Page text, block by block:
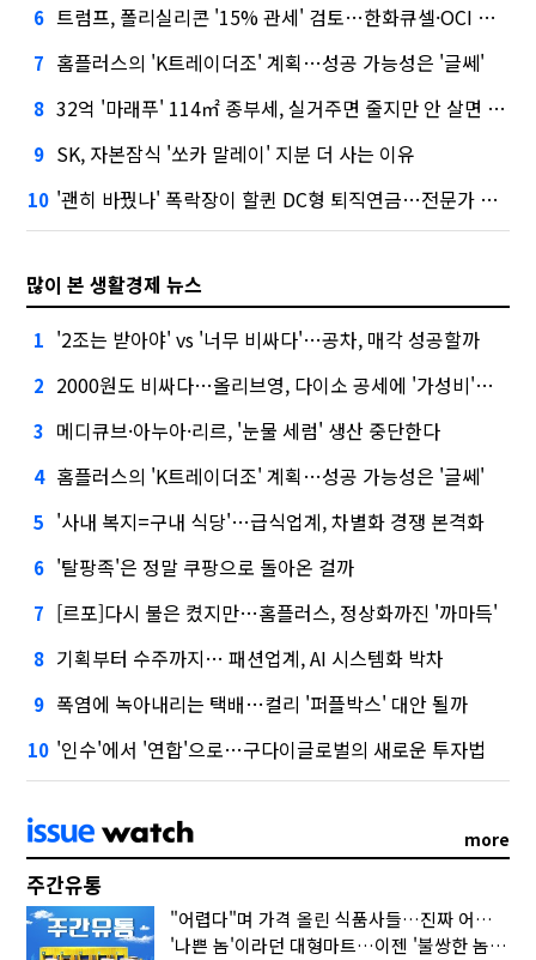
6 트럼프, 폴리실리콘 '15% 관세' 검토…한화큐셀·OCI 영향은?
7 홈플러스의 'K트레이더조' 계획…성공 가능성은 '글쎄'
8 32억 '마래푸' 114㎡ 종부세, 실거주면 줄지만 안 살면 2.5배
9 SK, 자본잠식 '쏘카 말레이' 지분 더 사는 이유
10 '괜히 바꿨나' 폭락장이 할퀸 DC형 퇴직연금…전문가 조언은
많이 본 생활경제 뉴스
1 '2조는 받아야' vs '너무 비싸다'…공차, 매각 성공할까
2 2000원도 비싸다…올리브영, 다이소 공세에 '가성비'로 맞불
3 메디큐브·아누아·리르, '눈물 세럼' 생산 중단한다
4 홈플러스의 'K트레이더조' 계획…성공 가능성은 '글쎄'
5 '사내 복지=구내 식당'…급식업계, 차별화 경쟁 본격화
6 '탈팡족'은 정말 쿠팡으로 돌아온 걸까
7 [르포]다시 불은 켰지만…홈플러스, 정상화까진 '까마득'
8 기획부터 수주까지… 패션업계, AI 시스템화 박차
9 폭염에 녹아내리는 택배…컬리 '퍼플박스' 대안 될까
10 '인수'에서 '연합'으로…구다이글로벌의 새로운 투자법
more
주간유통
"어렵다"며 가격 올린 식품사들…진짜 어려운 거 맞아?
'나쁜 놈'이라던 대형마트…이젠 '불쌍한 놈' 됐다